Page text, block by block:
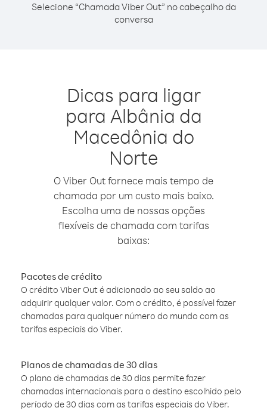
Selecione “Chamada Viber Out” no cabeçalho da
conversa
Dicas para ligar
para Albânia da
Macedônia do
Norte
O Viber Out fornece mais tempo de
chamada por um custo mais baixo.
Escolha uma de nossas opções
flexíveis de chamada com tarifas
baixas:
Pacotes de crédito
O crédito Viber Out é adicionado ao seu saldo ao
adquirir qualquer valor. Com o crédito, é possível fazer
chamadas para qualquer número do mundo com as
tarifas especiais do Viber.
Planos de chamadas de 30 dias
O plano de chamadas de 30 dias permite fazer
chamadas internacionais para o destino escolhido pelo
período de 30 dias com as tarifas especiais do Viber.